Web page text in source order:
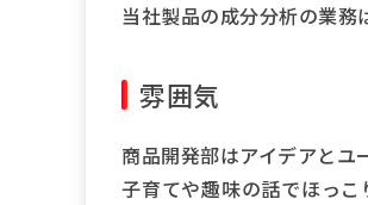
当社製品の成分分析の業務
雰囲気
商品開発部はアイデアとユ
子育てや趣味の話でほっ